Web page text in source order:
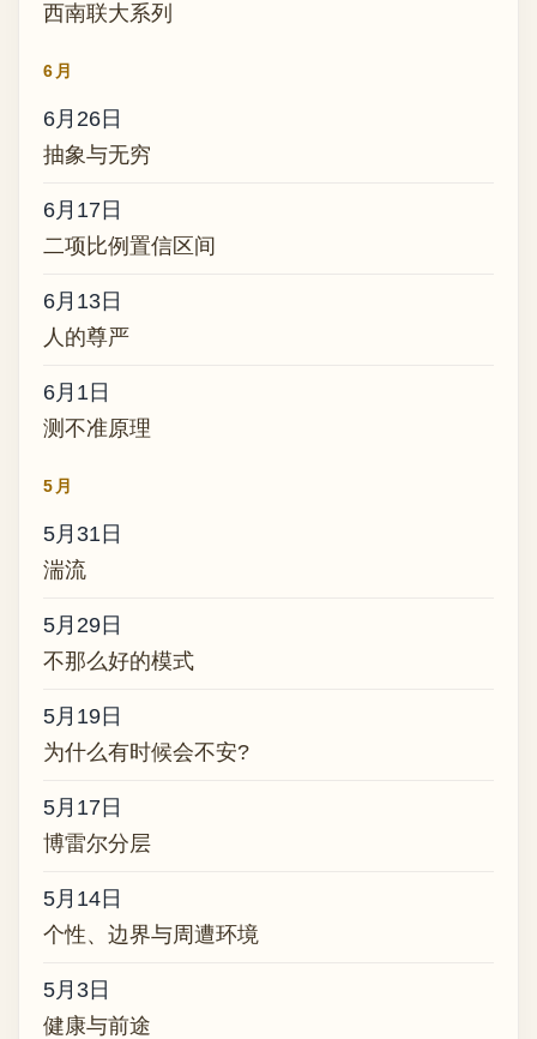
西南联大系列
6月
6月26日
抽象与无穷
6月17日
二项比例置信区间
6月13日
人的尊严
6月1日
测不准原理
5月
5月31日
湍流
5月29日
不那么好的模式
5月19日
为什么有时候会不安?
5月17日
博雷尔分层
5月14日
个性、边界与周遭环境
5月3日
健康与前途